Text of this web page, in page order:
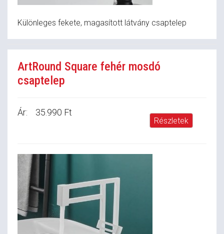
Különleges fekete, magasított látvány csaptelep
ArtRound Square fehér mosdó
csaptelep
Ár: 35.990 Ft
Részletek